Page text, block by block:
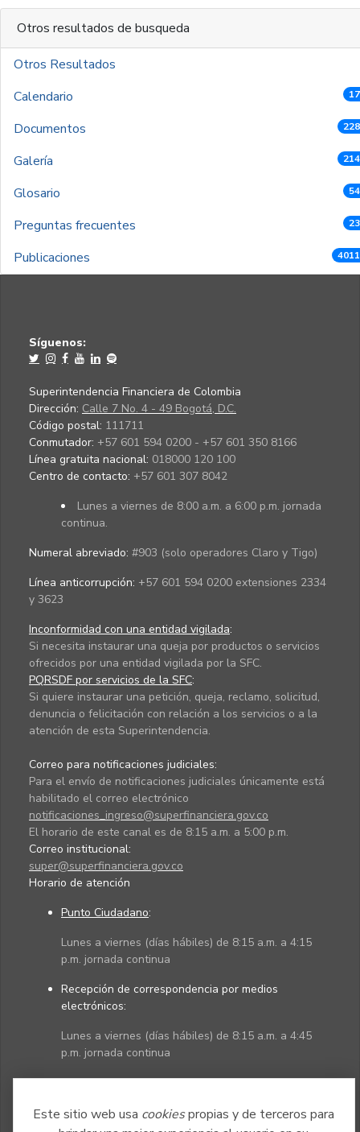
Este sitio web usa cookiespropias y de terceros para
Otros resultados de busqueda
Otros Resultados
Calendario
Documentos
Galería
Glosario
Preguntas frecuentes
Publicaciones
Síguenos:
Superintendencia Financiera de Colombia
Dirección: Calle 7 No. 4 - 49 Bogotá, D.C.
Código postal: 111711
Conmutador: +57 601 594 0200 - +57 601 350 8166
Línea gratuita nacional: 018000 120 100
Centro de contacto: +57 601 307 8042
Lunes a viernes de 8:00 a.m. a 6:00 p.m. jornada
continua.
Numeral abreviado: #903 (solo operadores Claro y Tigo)
Línea anticorrupción: +57 601 594 0200 extensiones 2334
y 3623
Inconformidad con una entidad vigilada:
Si necesita instaurar una queja por productos o servicios
ofrecidos por una entidad vigilada por la SFC.
PQRSDF por servicios de la SFC:
Si quiere instaurar una petición, queja, reclamo, solicitud,
denuncia o felicitación con relación a los servicios o a la
atención de esta Superintendencia.
Correo para notificaciones judiciales:
Para el envío de notificaciones judiciales únicamente está
habilitado el correo electrónico
notificaciones_ingreso@superfinanciera.gov.co
El horario de este canal es de 8:15 a.m. a 5:00 p.m.
Correo institucional:
super@superfinanciera.gov.co
Horario de atención
Punto Ciudadano:
Lunes a viernes (días hábiles) de 8:15 a.m. a 4:15
p.m. jornada continua
Recepción de correspondencia por medios
electrónicos:
Lunes a viernes (días hábiles) de 8:15 a.m. a 4:45
p.m. jornada continua